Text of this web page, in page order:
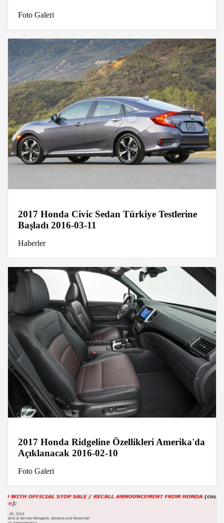
Foto Galeri
2017 Honda Civic Sedan Türkiye Testlerine
Başladı 2016-03-11
Haberler
2017 Honda Ridgeline Özellikleri Amerika'da
Açıklanacak 2016-02-10
Foto Galeri